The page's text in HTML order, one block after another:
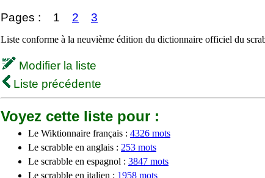
Pages : 1 2 3
Liste conforme à la neuvième édition du dictionnaire officiel du
Modifier la liste
Liste précédente
Voyez cette liste pour :
Le Wiktionnaire français : 4326 mots
Le scrabble en anglais : 253 mots
Le scrabble en espagnol : 3847 mots
Le scrabble en italien : 1958 mots